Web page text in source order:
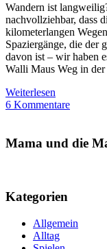
Wandern ist
nachvollziehbar, dass
kilometerlangen
Spaziergänge, die der
davon ist – wir haben
Walli Maus Weg in
Weiterlesen
6 Kommentare
Mama und die
Kategorien
Allgemein
Alltag